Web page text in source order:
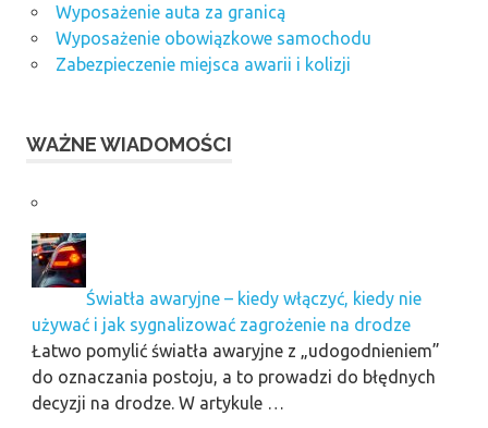
Wyposażenie auta za granicą
Wyposażenie obowiązkowe samochodu
Zabezpieczenie miejsca awarii i kolizji
WAŻNE WIADOMOŚCI
Światła awaryjne – kiedy włączyć, kiedy nie
używać i jak sygnalizować zagrożenie na drodze
Łatwo pomylić światła awaryjne z „udogodnieniem”
do oznaczania postoju, a to prowadzi do błędnych
decyzji na drodze. W artykule …